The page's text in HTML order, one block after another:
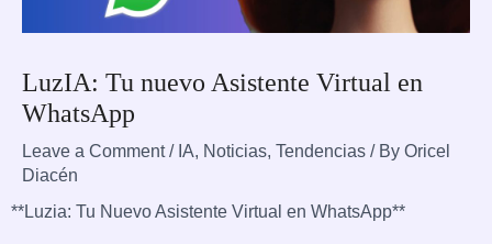
LuzIA: Tu nuevo Asistente Virtual en
WhatsApp
Leave a Comment / IA, Noticias, Tendencias / By Oricel
Diacén
**Luzia: Tu Nuevo Asistente Virtual en WhatsApp**